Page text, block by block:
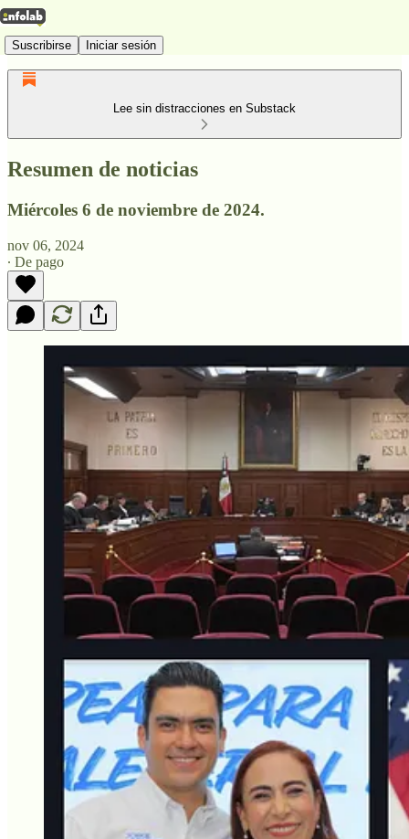
Suscribirse Iniciar sesión
Lee sin distracciones en Substack
Resumen de noticias
Miércoles 6 de noviembre de 2024.
nov 06, 2024
∙ De pago